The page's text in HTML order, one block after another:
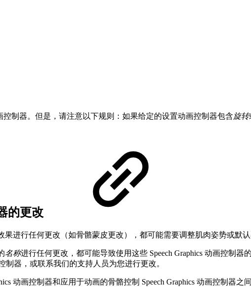
制器。但是，请注意以下规则：如果给定的设置动画控制器包含旋转
的更改
果进行任何更改（如骨骼蒙皮更改），都可能需要调整肌肉姿势或默认
名称进行任何更改，都可能导致使用这些 Speech Graphics 动画控制
制器，或联系我们的支持人员为您进行更改。
动画控制器和应用于动画的骨骼控制 Speech Graphics 动画控制器